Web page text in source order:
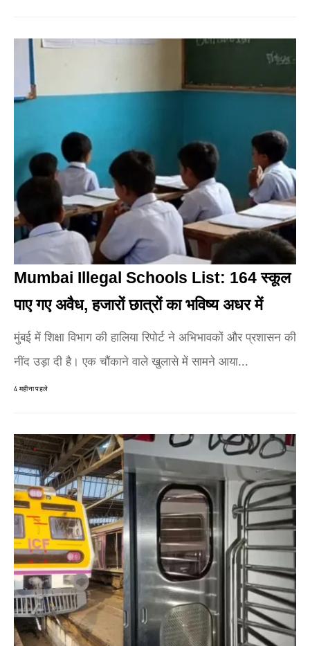
Mumbai Illegal Schools List: 164 स्कूल
पाए गए अवैध, हजारों छात्रों का भविष्य अधर में
मुंबई में शिक्षा विभाग की हालिया रिपोर्ट ने अभिभावकों और प्रशासन की
नींद उड़ा दी है। एक चौंकाने वाले खुलासे में सामने आया...
4 महीना पहले